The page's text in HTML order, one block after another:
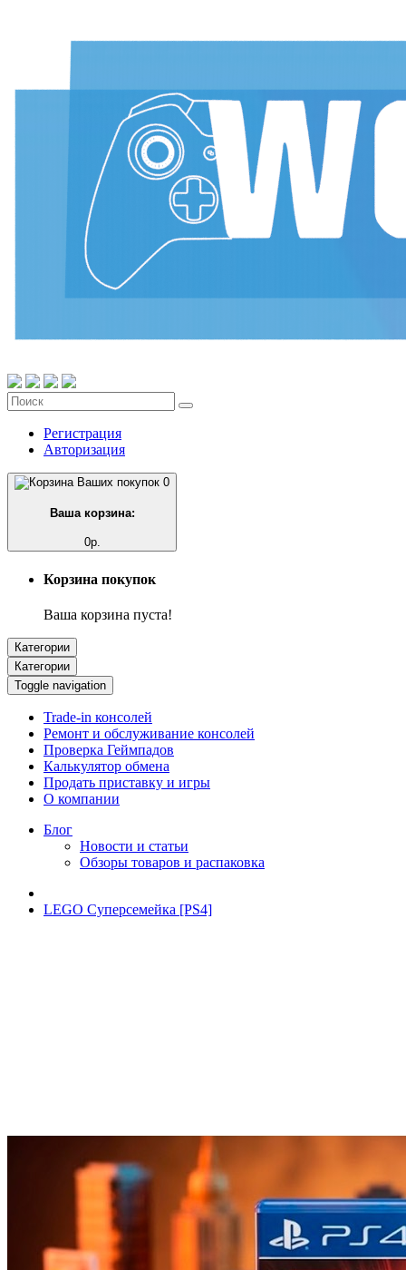
Регистрация
Авторизация
0
Ваша корзина:
0р.
Корзина покупок
Ваша корзина пуста!
Категории
Категории
Toggle navigation
Trade-in консолей
Ремонт и обслуживание консолей
Проверка Геймпадов
Калькулятор обмена
Продать приставку и игры
О компании
Блог
Новости и статьи
Обзоры товаров и распаковка
LEGO Суперсемейка [PS4]